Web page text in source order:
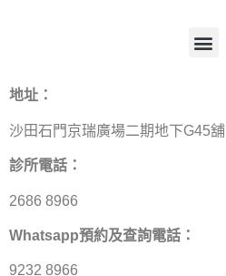
地址：
沙田石門京瑞廣場二期地下G45舖
診所電話：
2686 8966
Whatsapp預約及查詢電話：
9232 8966